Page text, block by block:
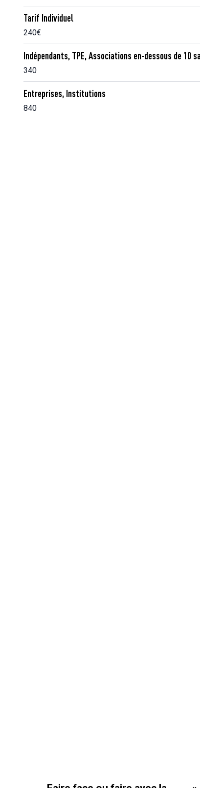
Tarif Individuel
240€
Indépendants, TPE, Associations en-dessous de 10
340
Entreprises, Institutions
840